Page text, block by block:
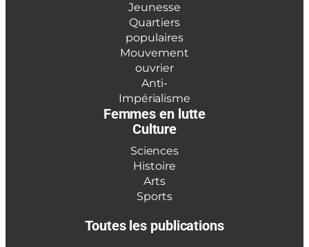
Jeunesse
Quartiers
populaires
Mouvement
ouvrier
Anti-
Impérialisme
Femmes en lutte
Culture
Sciences
Histoire
Arts
Sports
Toutes les publications